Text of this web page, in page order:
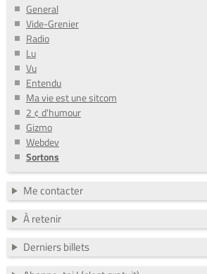
General
Vide-Grenier
Radio
Lu
Vu
Entendu
Ma vie est une sitcom
2 ¢ d'humour
Gizmo
Webdev
Sortons
Me contacter
À retenir
Derniers billets